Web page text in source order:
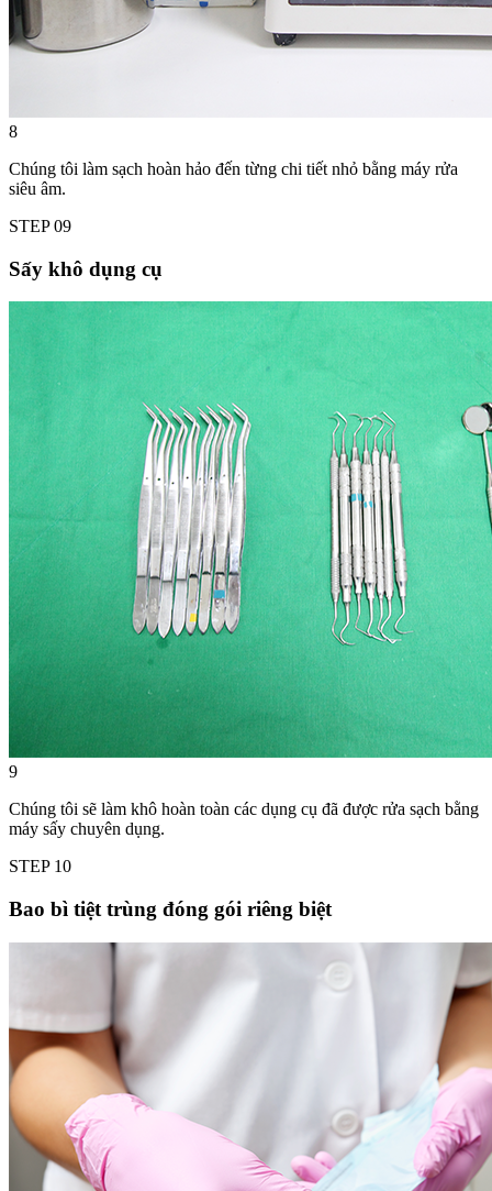
8
Chúng tôi làm sạch hoàn hảo đến từng chi tiết nhỏ bằng máy rửa
siêu âm.
STEP09
Sấy khô dụng cụ
9
Chúng tôi sẽ làm khô hoàn toàn các dụng cụ đã được rửa sạch bằng
máy sấy chuyên dụng.
STEP 10
Bao bì tiệt trùng đóng gói riêng biệt